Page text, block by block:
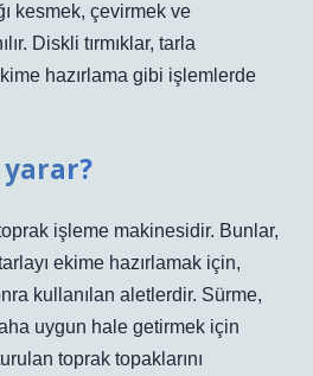
kesmek, çevirmek ve
Diskli tırmıklar, tarla
hazırlama gibi işlemlerde
yarar?
işleme makinesidir. Bunlar,
ekime hazırlamak için,
kullanılan aletlerdir. Sürme,
uygun hale getirmek için
toprak topaklarını